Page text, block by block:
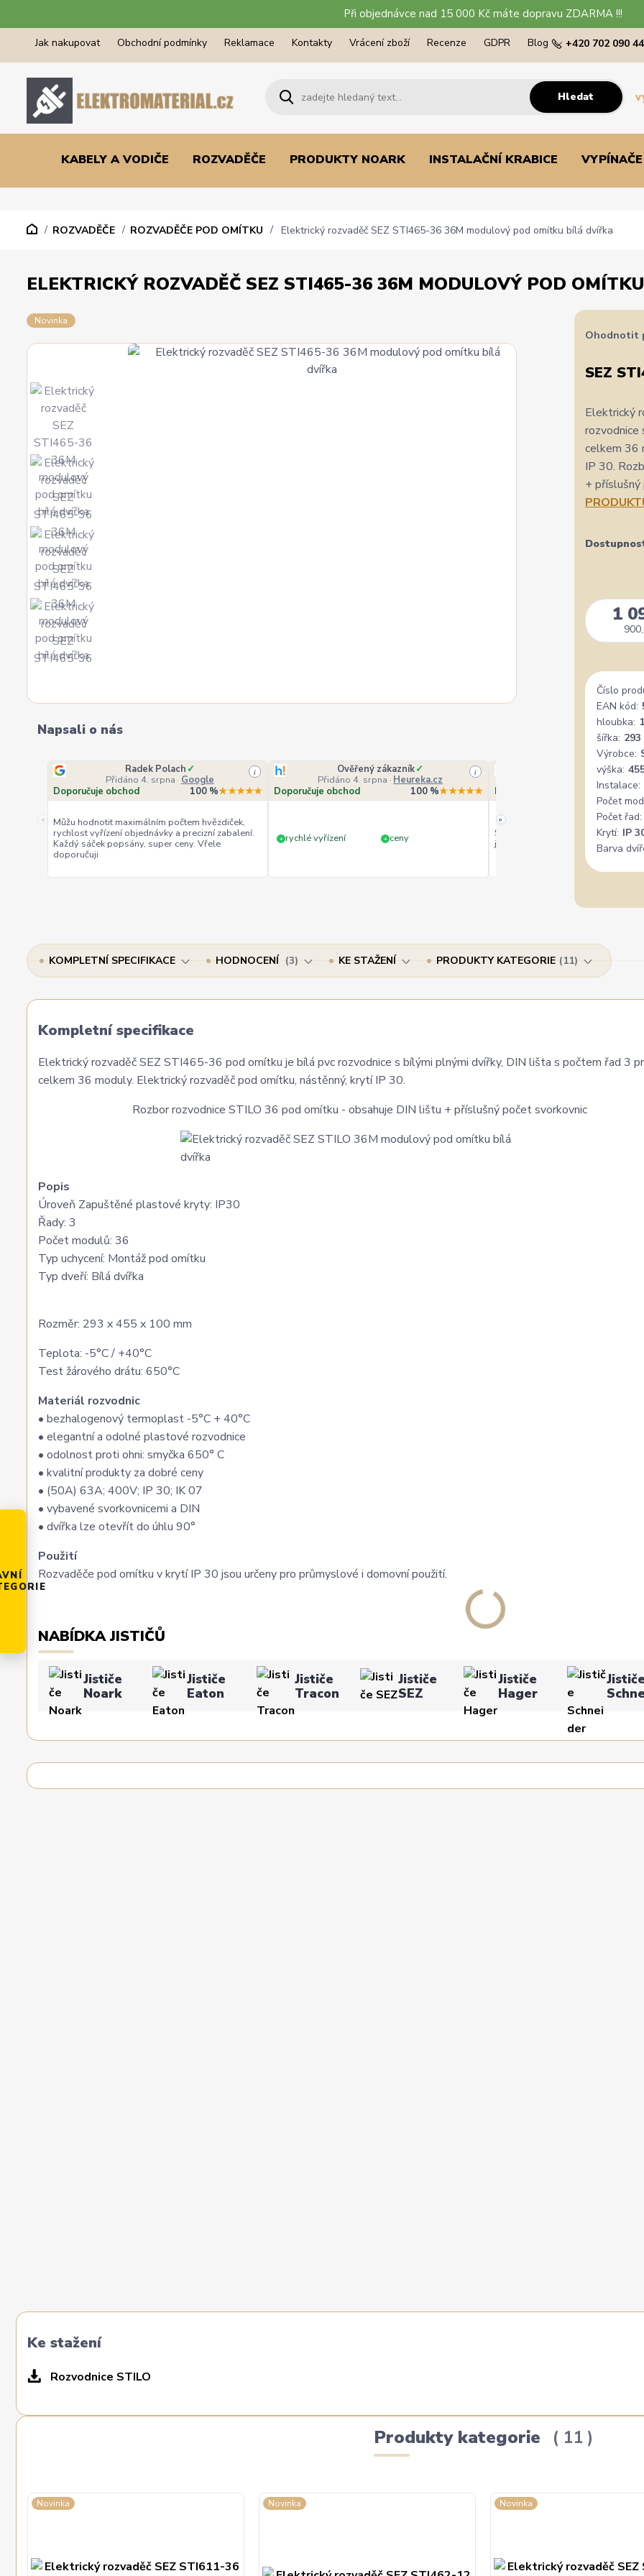
Při objednávce nad 15 000 Kč máte dopravu ZDARMA !!!
Jak nakupovat Obchodní podmínky Reklamace Kontakty Vrácení zboží Recenze GDPR Blog
Hledat
+420 702 090
KABELY A VODIČE ROZVADĚČE PRODUKTY NOARK INSTALAČNÍ KRABICE
ROZVADĚČE ROZVADĚČE POD OMÍTKU Elektrický rozvaděč SEZ STI465-36 36M modulový pod omítku bílá dvířka
ELEKTRICKÝ ROZVADĚČ SEZ STI465-36 36M MODULOVÝ POD
Novinka
Napsali o nás
«
Radek Polach ✓
Přidáno 4. srpna · Google
i
Doporučuje obchod 100 %★★★★★
Můžu hodnotit maximálním počtem hvězdiček,
rychlost vyřízení objednávky a precizní zabalení.
Každý sáček popsány, super ceny. Vřele
doporučuji
Ověřený zákazník✓
Přidáno 4. srpna · Heureka.cz
i
Doporučuje obchod 100 %★★★★★
+ rychlé vyřízení + ceny
Veronika Veverková
Přidáno 4. srpna ·
Doporučuje obchod
Široký výběr, milý a vstřícný
jedině doporučit.
»
Ohodnotit
SEZ
Elektrický
rozvodnice
celkem 36
IP 30.
+ příslušný
1
Číslo
EAN kód:
hloubka:
šířka: 293
Výrobce:
výška:
Instalace:
Počet
Počet řad:
Krytí: IP
Barva
KOMPLETNÍ SPECIFIKACE HODNOCENÍ 3 KE STAŽENÍ PRODUKTY KATEGORIE 11
Kompletní specifikace
Elektrický rozvaděč SEZ STI465-36 pod omítku je bílá pvc rozvodnice s bílými plnými dvířky, DIN lišta s počtem řad 3
celkem 36 moduly. Elektrický rozvaděč pod omítku, nástěnný, krytí IP 30.
Rozbor rozvodnice STILO 36 pod omítku - obsahuje DIN lištu + příslušný počet svorkovnic
Popis
Úroveň Zapuštěné plastové kryty: IP30
Řady: 3
Počet modulů: 36
Typ uchycení: Montáž pod omítku
Typ dveří: Bílá dvířka
Rozměr: 293 x 455 x 100 mm
Teplota: -5°C / +40°C
Test žárového drátu: 650°C
Materiál rozvodnic
• bezhalogenový termoplast -5°C + 40°C
• elegantní a odolné plastové rozvodnice
• odolnost proti ohni: smyčka 650° C
• kvalitní produkty za dobré ceny
• (50A) 63A; 400V; IP 30; IK 07
• vybavené svorkovnicemi a DIN
• dvířka lze otevřít do úhlu 90°
Použití
Rozvaděče pod omítku v krytí IP 30 jsou určeny pro průmyslové i domovní použití.
NABÍDKA JISTIČŮ
Jističe
Noark
Jističe
Eaton
Jističe
Tracon
Jističe
SEZ
Jističe
Hager
Ke stažení
Rozvodnice STILO
Produkty kategorie 11
Novinka Novinka Novinka